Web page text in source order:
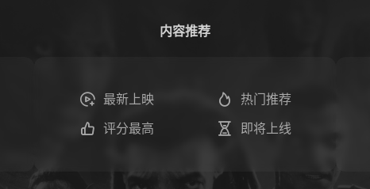
内容推荐
最新上映 热门推荐
评分最高 即将上线